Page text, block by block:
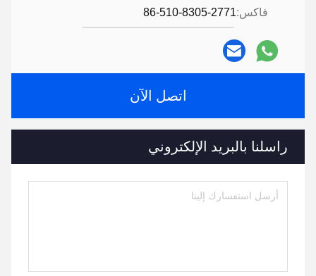
فاكس:86-510-8305-2771
اتصل الآن
راسلنا بالبريد الإلكتروني